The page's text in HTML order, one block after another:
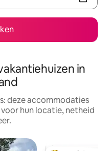
in
deze accommodaties
hun locatie, netheid